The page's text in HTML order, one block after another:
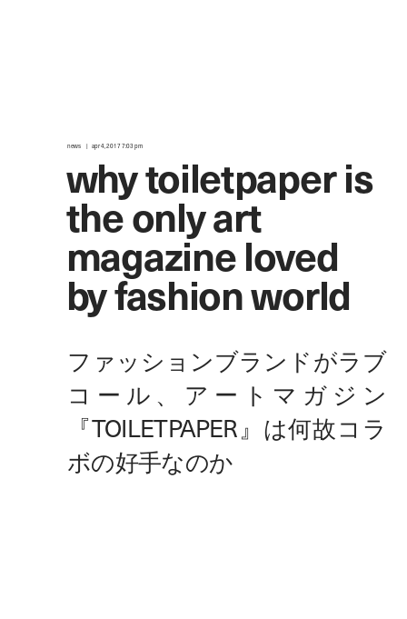
news apr 4, 2017 7:03 pm
why toiletpaper is
the only art
magazine loved
by fashion world